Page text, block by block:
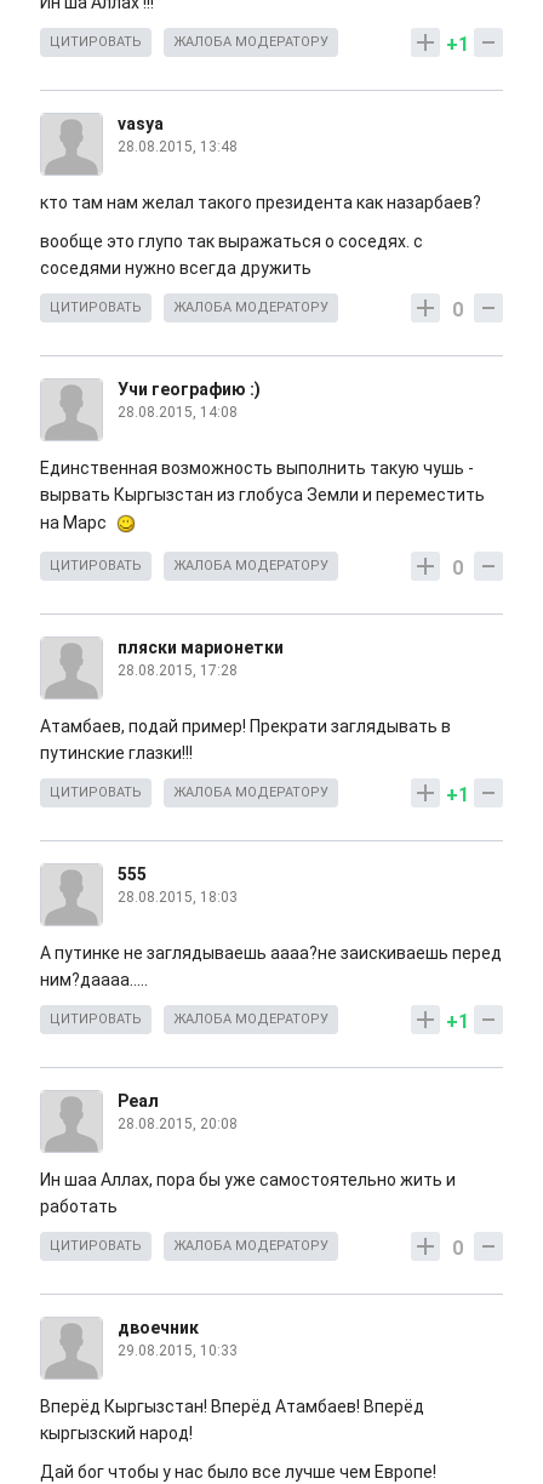
+1
ЦИТИРОВАТЬ ЖАЛОБА МОДЕРАТОРУ
vasya
28.08.2015, 13:48
кто там нам желал такого президента как назарбаев?
вообще это глупо так выражаться о соседях. с
соседями нужно всегда дружить
0
ЦИТИРОВАТЬ ЖАЛОБА МОДЕРАТОРУ
Учи географию :)
28.08.2015, 14:08
Единственная возможность выполнить такую чушь -
вырвать Кыргызстан из глобуса Земли и переместить
на Марс
0
ЦИТИРОВАТЬ ЖАЛОБА МОДЕРАТОРУ
пляски марионетки
28.08.2015, 17:28
Атамбаев, подай пример! Прекрати заглядывать в
путинские глазки!!!
+1
ЦИТИРОВАТЬ ЖАЛОБА МОДЕРАТОРУ
555
28.08.2015, 18:03
А путинке не заглядываешь аааа?не заискиваешь перед
ним?даааа.....
+1
ЦИТИРОВАТЬ ЖАЛОБА МОДЕРАТОРУ
Реал
28.08.2015, 20:08
Ин шаа Аллах, пора бы уже самостоятельно жить и
работать
0
ЦИТИРОВАТЬ ЖАЛОБА МОДЕРАТОРУ
двоечник
29.08.2015, 10:33
Вперёд Кыргызстан! Вперёд Атамбаев! Вперёд
кыргызский народ!
Дай бог чтобы у нас было все лучше чем Европе!